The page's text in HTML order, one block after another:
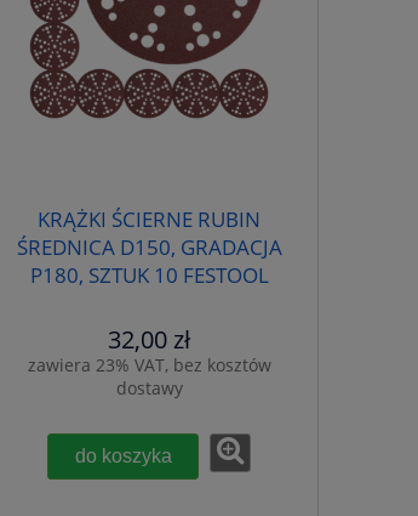
KRĄŻKI ŚCIERNE RUBIN
ŚREDNICA D150, GRADACJA
P180, SZTUK 10 FESTOOL
32,00 zł
zawiera 23% VAT, bez kosztów
dostawy
do koszyka